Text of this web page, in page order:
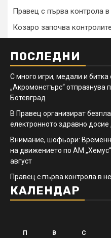
Правец с първа контрола
Козаро започва
ПОСЛЕДНИ
С много игри, медали и битка
„Акромонстърс“ отпразнува
Ботевград
В Правец организират
електронното здравно досие
Внимание, шофьори:
на движението по АМ
август
Правец с първа контрола в
КАЛЕНДАР
П В С